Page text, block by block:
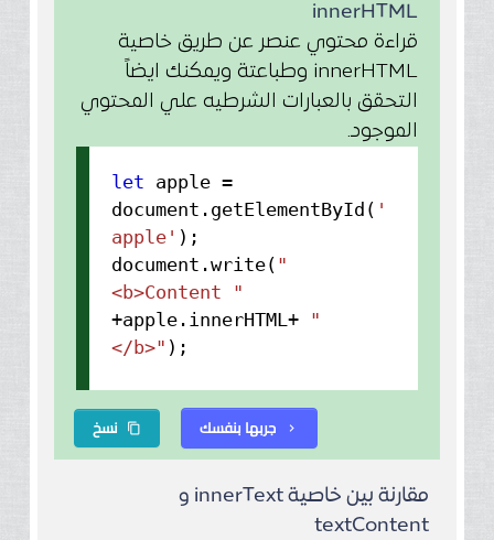
innerHTML
قراءة محتوي عنصر عن طريق خاصية
innerHTML وطباعتة ويمكنك ايضاً
التحقق بالعبارات الشرطيه علي المحتوي
الموجود.
let apple =
document. getElementById ( '
apple' );
document.write( "
<b>Content "
+apple. innerHTML+ "
</b>" );
نسخ content_copy جربها بنفسك chevron_right
مقارنة بين خاصية innerText و
textContent